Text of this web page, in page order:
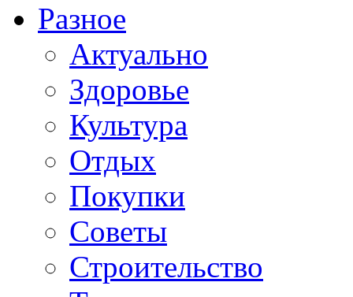
Разное
Актуально
Здоровье
Культура
Отдых
Покупки
Советы
Строительство